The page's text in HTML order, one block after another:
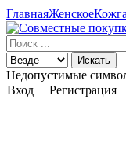
ГлавнаяЖенское
Искать
Недопустимые
Вход
Регистрация